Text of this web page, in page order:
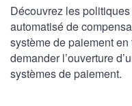
Découvrez les
automatisé de
système de paiement
demander l’ouverture
systèmes de paiement.